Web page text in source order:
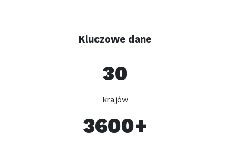
Kluczowe dane
30
krajów
3600+